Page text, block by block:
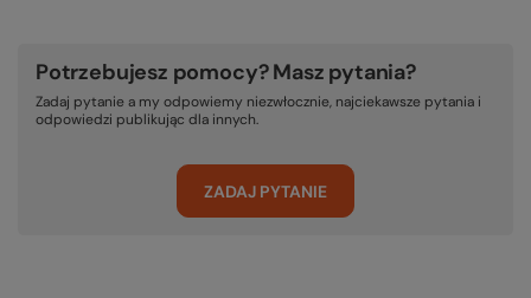
Potrzebujesz pomocy? Masz pytania?
Zadaj pytanie a my odpowiemy niezwłocznie, najciekawsze pytania i
odpowiedzi publikując dla innych.
ZADAJ PYTANIE